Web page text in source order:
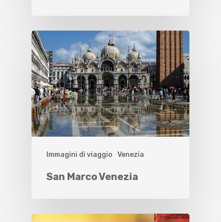
Immagini di viaggio Venezia
San Marco Venezia